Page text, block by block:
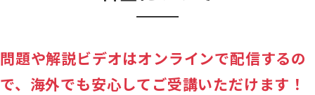
問題や解説ビデオはオンラインで配信するの
で、海外でも安心してご受講いただけます！